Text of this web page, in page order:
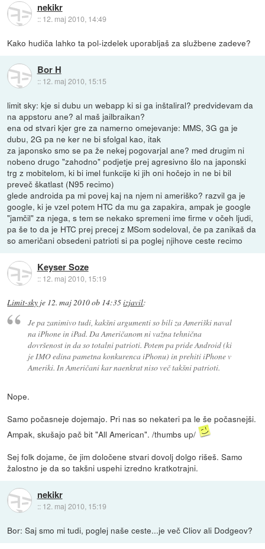
nekikr
:: 12. maj 2010, 14:49
Kako hudiča lahko ta pol-izdelek uporabljaš za službene zadeve?
Bor H
:: 12. maj 2010, 15:15
limit sky: kje si dubu un webapp ki si ga inštaliral? predvidevam da
na appstoru ane? al maš jailbraikan?
ena od stvari kjer gre za namerno omejevanje: MMS, 3G ga je
dubu, 2G pa ne ker ne bi sfolgal kao, itak
za japonsko smo se pa že nekej pogovarjal ane? med drugim ni
nobeno drugo "zahodno" podjetje prej agresivno šlo na japonski
trg z mobitelom, ki bi imel funkcije ki jih oni hočejo in ne bi bil
preveč škatlast (N95 recimo)
glede androida pa mi povej kaj na njem ni ameriško? razvil ga je
google, ki je vzel potem HTC da mu ga zapakira, ampak je google
"jamčil" za njega, s tem se nekako spremeni ime firme v očeh ljudi,
pa še to da je HTC prej precej z MSom sodeloval, če pa zanikaš da
so američani obsedeni patrioti si pa poglej njihove ceste recimo
Keyser Soze
:: 12. maj 2010, 15:19
Limit-sky je 12. maj 2010 ob 14:35izjavil:
Je pa zanimivo tudi, kakšni argumenti so bili za Ameriški naval
na iPhone in iPad. Da Američanom ni važna tehnična
dovršenost in da so totalni patrioti. Potem pa pride Android (ki
je IMO edina pametna konkurenca iPhonu) in prehiti iPhone v
Ameriki. In Američani kar naenkrat niso več takšni patrioti.
Nope.
Samo počasneje dojemajo. Pri nas so nekateri pa le še počasnejši.
Ampak, skušajo pač bit "All American". /thumbs up/
Sej folk dojame, če jim določene stvari dovolj dolgo rišeš. Samo
žalostno je da so takšni uspehi izredno kratkotrajni.
nekikr
:: 12. maj 2010, 15:19
Bor: Saj smo mi tudi, poglej naše ceste...je več Cliov ali Dodgeov?